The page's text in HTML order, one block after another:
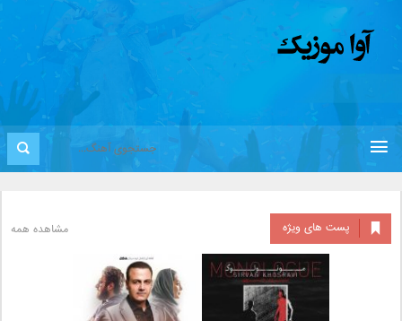
پست های ویژه مشاهده همه